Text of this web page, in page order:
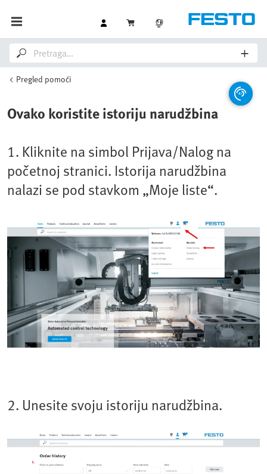
Pregled pomoći
Ovako koristite istoriju narudžbina
1. Kliknite na simbol Prijava/Nalog na
početnoj stranici. Istorija narudžbina
nalazi se pod stavkom „Moje liste“.
2. Unesite svoju istoriju narudžbina.